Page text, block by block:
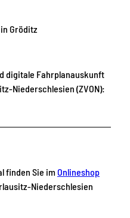
Gröditz
digitale Fahrplanauskunft
Niederschlesien (ZVON):
finden Sie im Onlineshop
Niederschlesien